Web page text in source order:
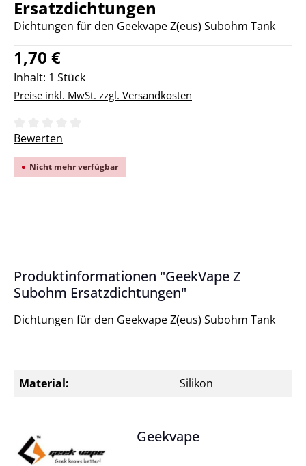
Ersatzdichtungen
Dichtungen für den Geekvape Z(eus) Subohm Tank
Regulärer Preis:
1,70 €
Inhalt: 1 Stück
Preise inkl. MwSt. zzgl. Versandkosten
Durchschnittliche Bewertung von 0 von 5 Sternen
Bewerten
Nicht mehr verfügbar
Produktinformationen "GeekVape Z
Subohm Ersatzdichtungen"
Dichtungen für den Geekvape Z(eus) Subohm Tank
Material: Silikon
Geekvape